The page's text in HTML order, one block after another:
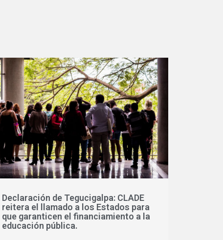
Declaración de Tegucigalpa: CLADE
reitera el llamado a los Estados para
que garanticen el financiamiento a la
educación pública.